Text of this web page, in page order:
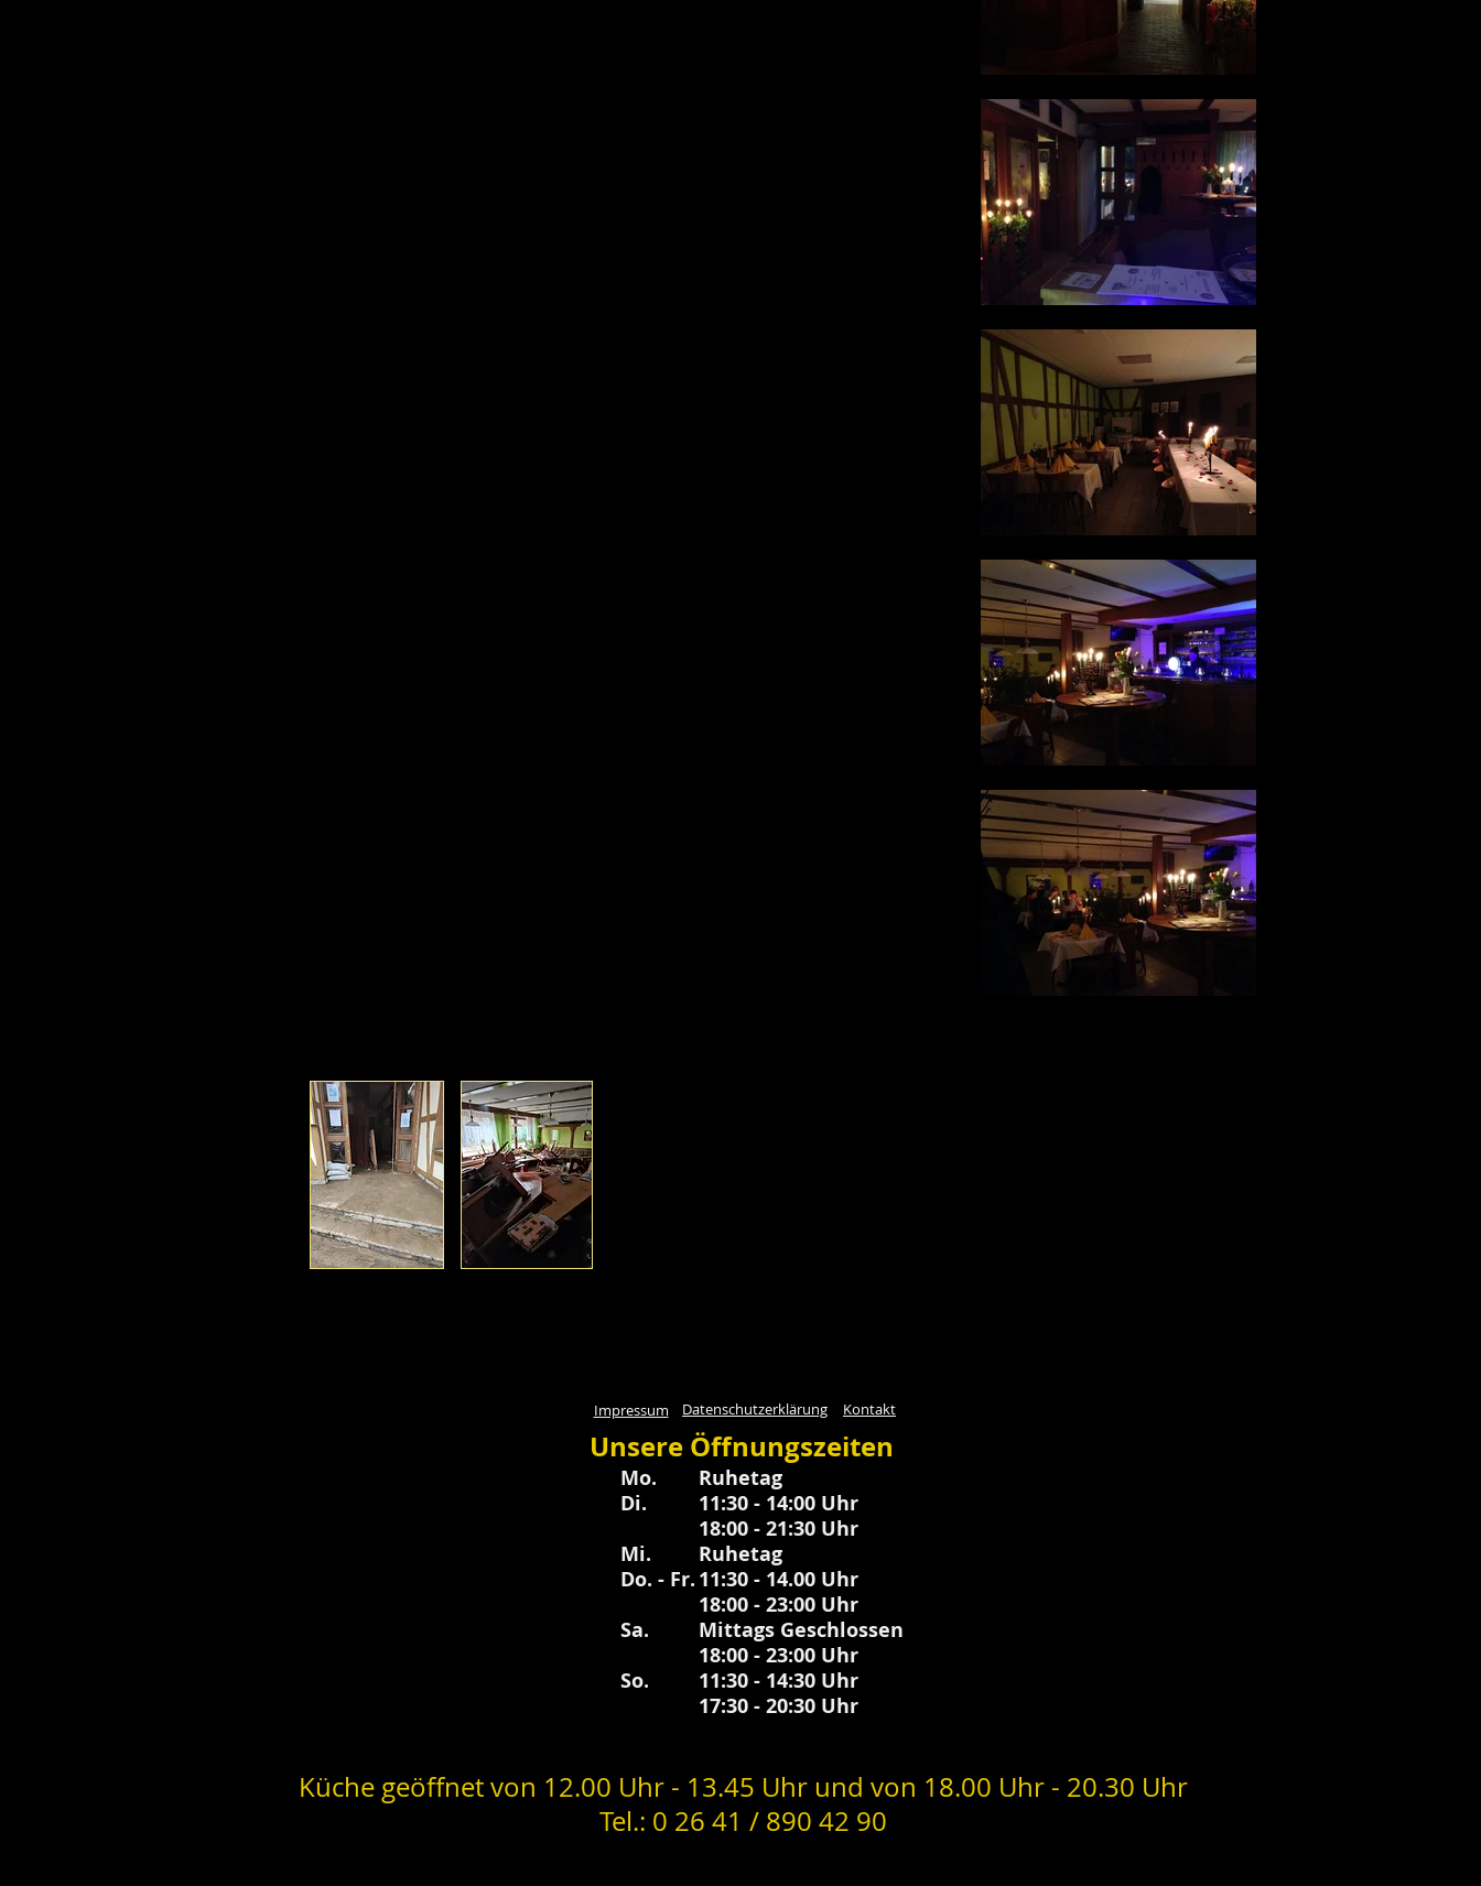
Impressum Datenschutzerklärung Kontakt
Unsere Öffnungszeiten
Mo.
Di.
Mi.
Do. - Fr.
Sa.
So.
Ruhetag
11:30 - 14:00 Uhr
18:00 - 21:30 Uhr
Ruhetag
11:30 - 14.00 Uhr
18:00 - 23:00 Uhr
Mittags Geschlossen
18:00 - 23:00 Uhr
11:30 - 14:30 Uhr
17:30 - 20:30 Uhr
Küche geöffnet von 12.00 Uhr - 13.45 Uhr und von 18.00 Uhr - 20.30 Uhr
Tel.: 0 26 41 / 890 42 90